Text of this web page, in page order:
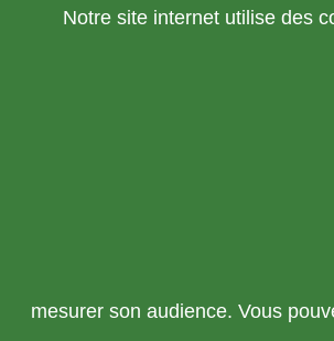
Notre site internet utilise des
mesurer son audience. Vous